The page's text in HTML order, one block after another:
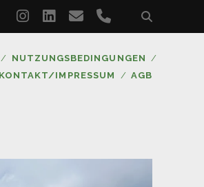
instagram
linkedin
emailphone
NUTZUNGSBEDINGUNGEN
KONTAKT/IMPRESSUM AGB